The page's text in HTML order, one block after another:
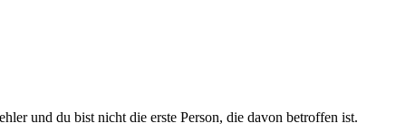
und du bist nicht die erste Person, die davon betroffen ist.